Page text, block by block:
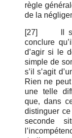
règle
de la
[27]
Il
conclure
d’agir si le
simple de
s’il s’agit
Rien ne
une telle
que, dans
distinguer
seconde